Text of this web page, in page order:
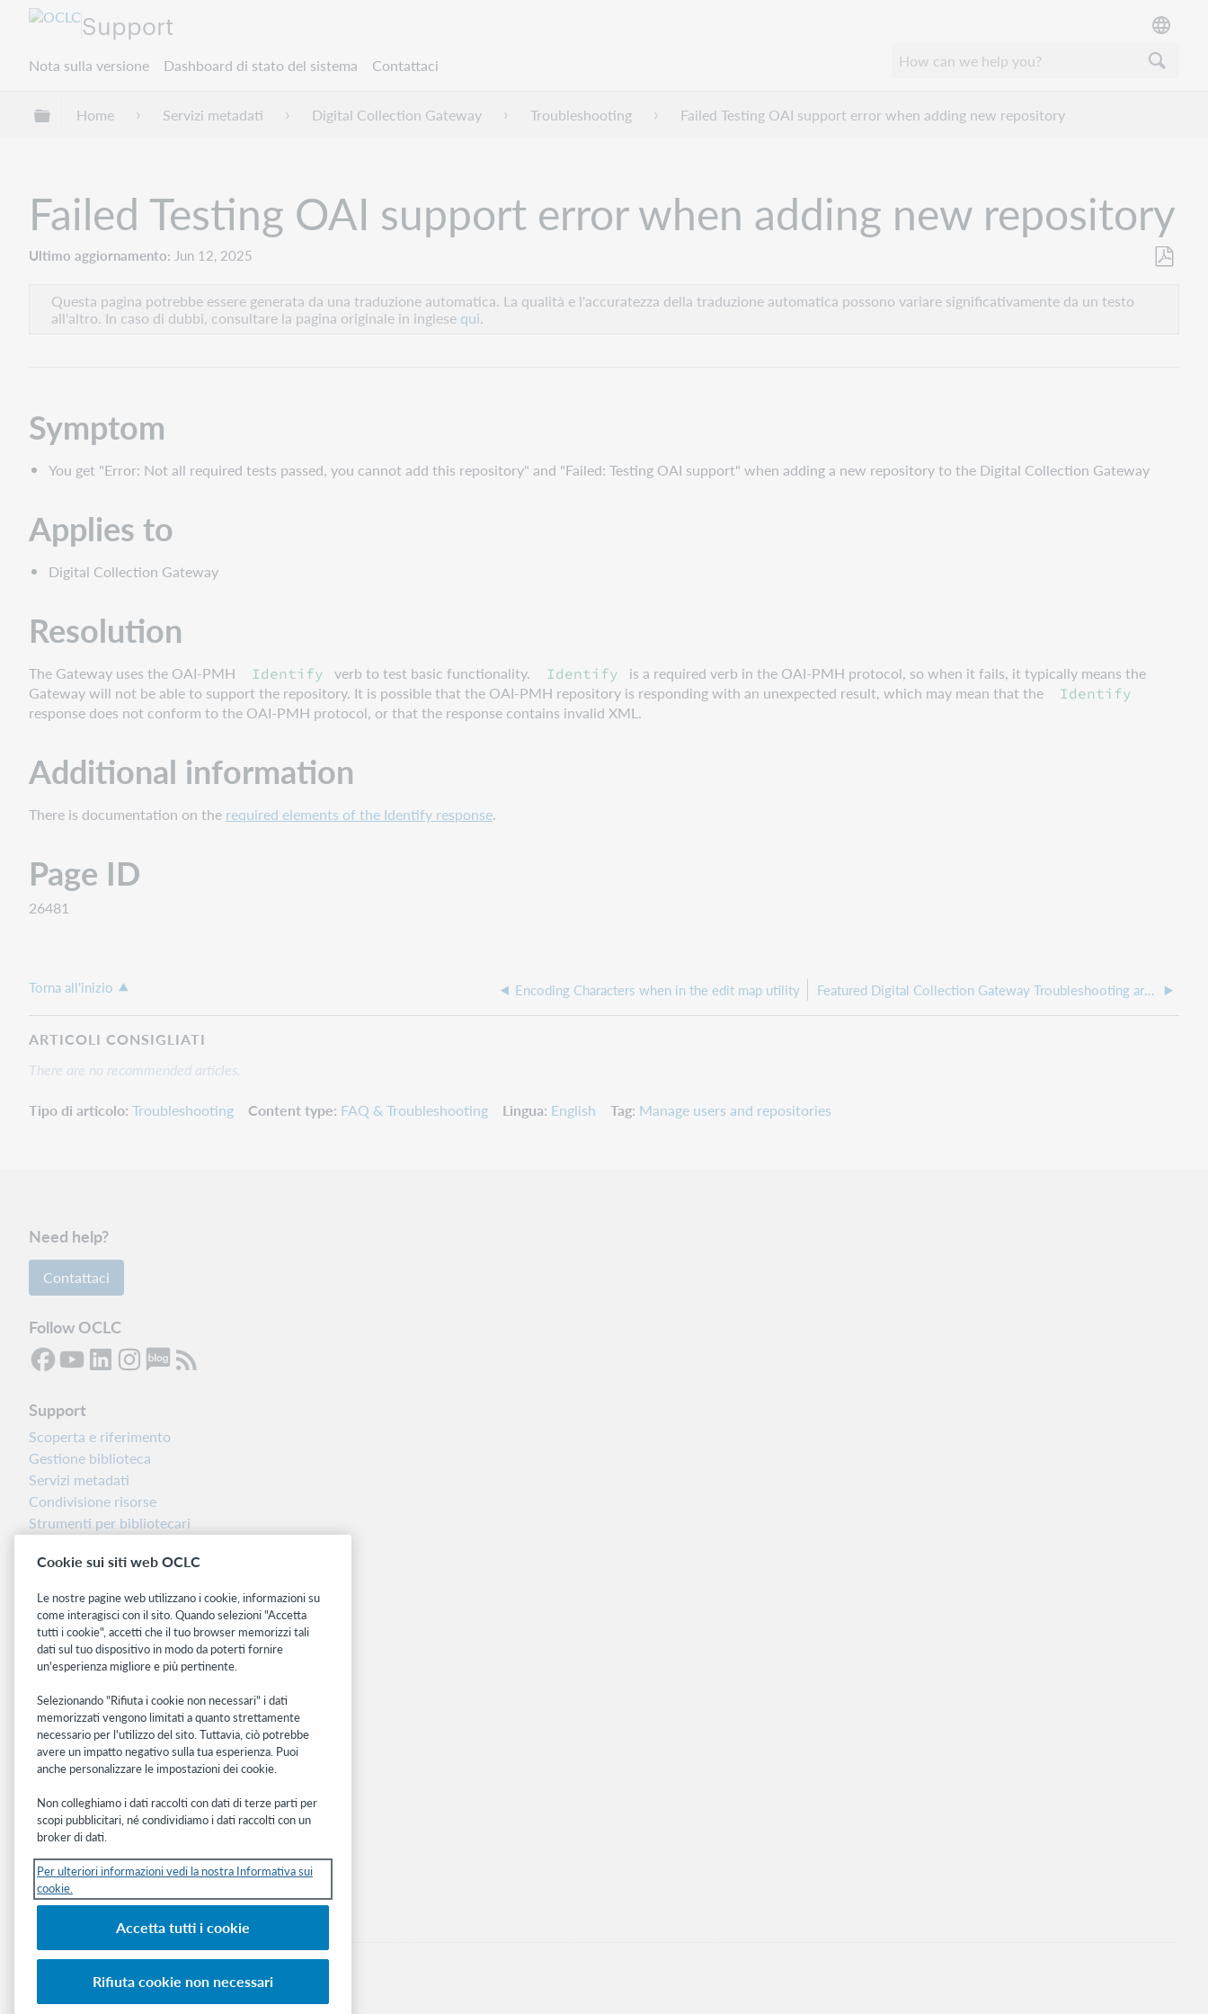
Support
Nota sulla versione Dashboard di stato del sistema Contattaci
Espandi/comprimi la gerarchia globale
Home Servizi metadati Digital Collection Gateway Troubleshooting Failed Testing OAI support error when adding new repository
Failed Testing OAI support error when adding new repository
Ultimo aggiornamento Jun 12, 2025
Questa pagina potrebbe essere generata da una traduzione automatica. La qualità e l'accuratezza della traduzione automatica possono variare significativamente da un testo
all'altro. In caso di dubbi, consultare la pagina originale in inglese qui.
Symptom
You get "Error: Not all required tests passed, you cannot add this repository" and "Failed: Testing OAI support" when adding a new repository to the Digital Collection Gateway
Applies to
Digital Collection Gateway
Resolution
The Gateway uses the OAI-PMH Identify verb to test basic functionality. Identify
is a required verb in the OAI-PMH protocol, so when it fails, it typically means the
Gateway will not be able to support the repository. It is possible that the OAI-PMH repository is responding with an unexpected result, which may mean that the
Identify
response does not conform to the OAI-PMH protocol, or that the response contains invalid XML.
Additional information
There is documentation on the required elements of the Identify response.
Page ID
26481
Torna all'inizio Encoding Characters when in the edit map utility Featured Digital Collection Gateway Troubleshooting articles
ARTICOLI CONSIGLIATI
There are no recommended articles.
Tipo di articolo Troubleshooting Content type FAQ & Troubleshooting Lingua English Tag Manage users and repositories
Need help?
Contattaci
Follow OCLC
Support
Scoperta e riferimento
Gestione biblioteca
Servizi metadati
Condivisione risorse
Strumenti per bibliotecari
Dashboard di stato del sistema
Siti correlati
OCLC.org
BibFormats
Community
Ricerca
WebJunction
Rete sviluppatori
Ricevi gli ultimi aggiornamenti di prodotti,
ricerche, eventi e molto altro direttamente
nella tua casella di posta.
Subscribe now
Cookie sui siti web OCLC
Le nostre pagine web utilizzano i cookie, informazioni su
come interagisci con il sito. Quando selezioni "Accetta
tutti i cookie", accetti che il tuo browser memorizzi tali
dati sul tuo dispositivo in modo da poterti fornire
un'esperienza migliore e più pertinente.
Selezionando "Rifiuta i cookie non necessari" i dati
memorizzati vengono limitati a quanto strettamente
necessario per l'utilizzo del sito. Tuttavia, ciò potrebbe
avere un impatto negativo sulla tua esperienza. Puoi
anche personalizzare le impostazioni dei cookie.
Non colleghiamo i dati raccolti con dati di terze parti per
scopi pubblicitari, né condividiamo i dati raccolti con un
broker di dati.
Per ulteriori informazioni vedi la nostra Informativa sui
cookie.
Accetta tutti i cookie
Rifiuta cookie non necessari